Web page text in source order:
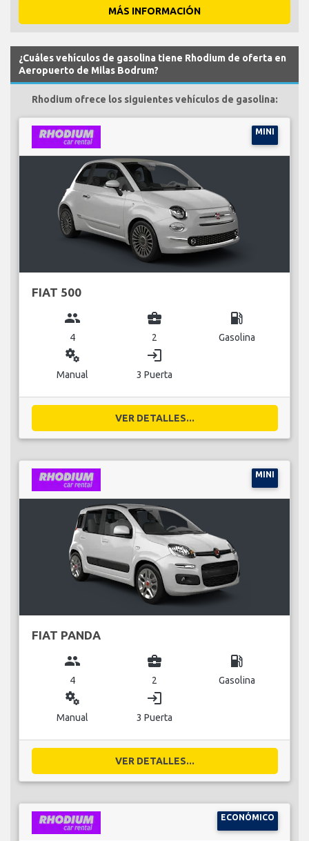
MÁS INFORMACIÓN
¿Cuáles vehículos de gasolina tiene Rhodium de oferta en
Aeropuerto de Milas Bodrum?
Rhodium ofrece los siguientes vehículos de gasolina:
MINI
FIAT 500
group
4
business_center
2
local_gas_station
Gasolina
miscellaneous_services
Manual
login
3 Puerta
VER DETALLES...
MINI
FIAT PANDA
group
4
business_center
2
local_gas_station
Gasolina
miscellaneous_services
Manual
login
3 Puerta
VER DETALLES...
ECONÓMICO